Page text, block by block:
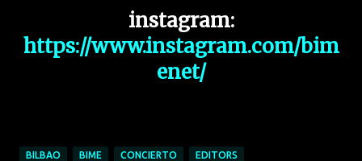
instagram:
https://www.instagram.com/bim
enet/
BILBAO BIME CONCIERTO EDITORS